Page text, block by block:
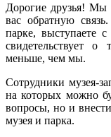
Дорогие друзья! Мы
вас обратную
парке, выступаете
свидетельствует
меньше, чем мы.
Сотрудники музея-
на которых можно
вопросы, но и
музея и парка.